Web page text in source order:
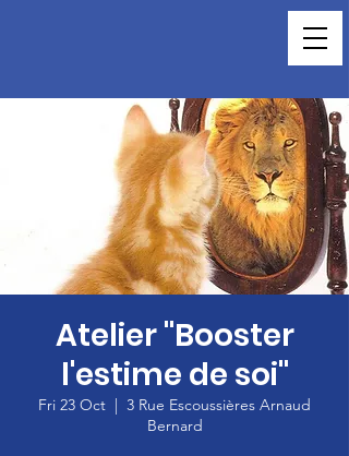
Atelier "Booster
l'estime de soi"
Fri 23 Oct
  |
3 Rue Escoussières Arnaud
Bernard